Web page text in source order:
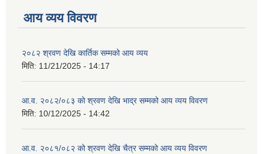
आय व्यय विवरण
२०८२ श्रवण देखि कार्तिक सम्मको आय व्यय
मिति: 11/21/2025 - 14:17
आ.व. २०८२/०८३ को श्रवण देखि भाद्र सम्मको आय व्यय विवरण
मिति: 10/12/2025 - 14:42
आ.व. २०८१/०८२ को श्रवण देखि चैत्र सम्मको आय व्यय विवरण